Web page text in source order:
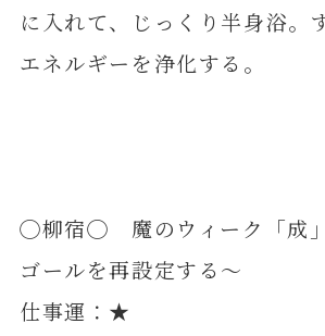
に入れて、じっくり半身浴。
エネルギーを浄化する。
◯柳宿◯ 魔のウィーク「成
ゴールを再設定する～
仕事運：★